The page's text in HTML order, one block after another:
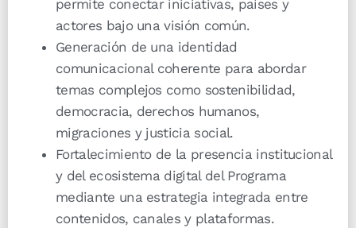
permite conectar iniciativas, países y
actores bajo una visión común.
Generación de una identidad
comunicacional coherente para abordar
temas complejos como sostenibilidad,
democracia, derechos humanos,
migraciones y justicia social.
Fortalecimiento de la presencia institucional
y del ecosistema digital del Programa
mediante una estrategia integrada entre
contenidos, canales y plataformas.